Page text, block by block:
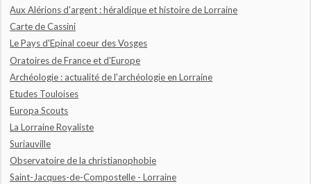
Aux Alérions d'argent : héraldique et histoire de Lorraine
Carte de Cassini
Le Pays d'Epinal coeur des Vosges
Oratoires de France et d'Europe
Archéologie : actualité de l'archéologie en Lorraine
Etudes Touloises
Europa Scouts
La Lorraine Royaliste
Suriauville
Observatoire de la christianophobie
Saint-Jacques-de-Compostelle - Lorraine